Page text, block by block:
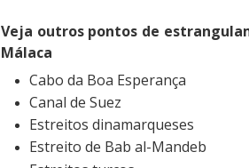
Veja outros pontos de
Málaca
Cabo da Boa Esperança
Canal de Suez
Estreitos dinamarqueses
Estreito de Bab al-Mandeb